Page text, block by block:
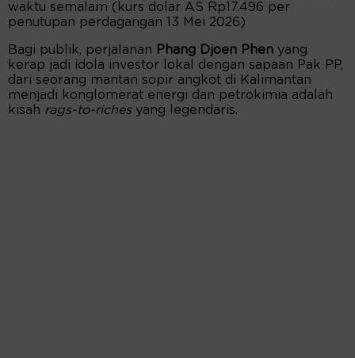
waktu semalam (kurs dolar AS Rp17.496 per
penutupan perdagangan 13 Mei 2026)
Bagi publik, perjalanan Phang Djoen Phen yang
kerap jadi idola investor lokal dengan sapaan Pak PP,
dari seorang mantan sopir angkot di Kalimantan
menjadi konglomerat energi dan petrokimia adalah
kisah rags-to-richesyang legendaris.